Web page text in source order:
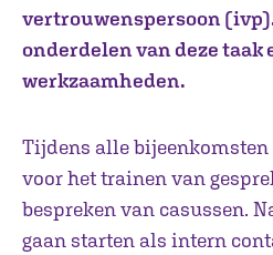
vertrouwenspersoon
onderdelen van deze taak
werkzaamheden.
Tijdens alle
voor het trainen van
bespreken van casussen.
gaan starten als intern